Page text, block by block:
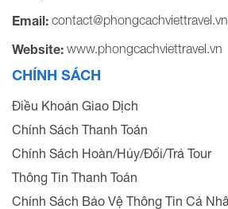
Email: contact@phongcachviettravel.vn
Website: www.phongcachviettravel.vn
CHÍNH SÁCH
Điều Khoản Giao Dịch
Chính Sách Thanh Toán
Chính Sách Hoàn/Hủy/Đổi/Trả Tour
Thông Tin Thanh Toán
Chính Sách Bảo Vệ Thông Tin Cá